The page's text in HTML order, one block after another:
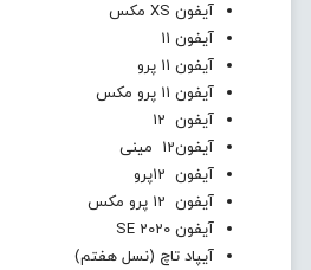
آیفون XS مکس
آیفون 11
آیفون 11 پرو
آیفون 11 پرو مکس
آیفون 12
آیفون12 مینی
آیفون 12پرو
آیفون 12 پرو مکس
آیفون SE 2020
آیپاد تاچ (نسل هفتم)